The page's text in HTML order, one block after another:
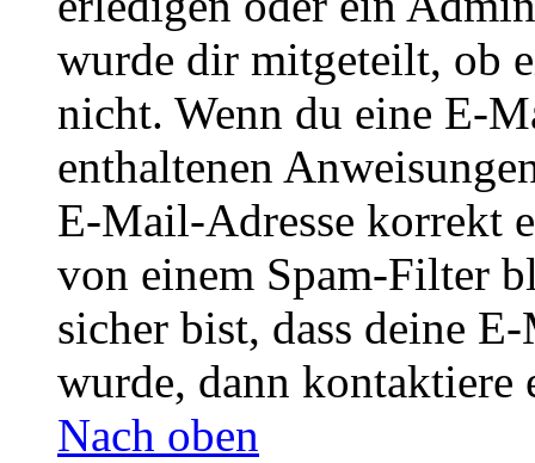
wurde dir mitgeteilt, ob
nicht. Wenn du eine E-
enthaltenen
E-Mail-Adresse korrekt
von einem Spam-Filter
sicher bist, dass deine
wurde, dann kontaktiere
Nach oben